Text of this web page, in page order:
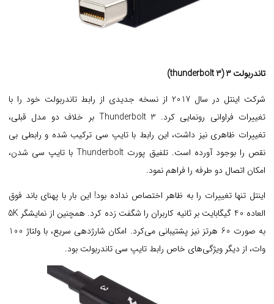
تاندربولت 3 (thunderbolt 3)
شرکت اینتل در سال 2017 از نسخه جدیدی از رابط تاندربولت خود را با
تغییرات فراوانی رونمایی کرد.
Thunderbolt 3 بر خلاف دو مدل قبلی،
تغییرات ظاهری نیز داشت، این رابط با تایپ سی ترکیب شده و رابطی بی
نقص را بوجود آورده است. تلفیق پورت Thunderbolt با تایپ سی شدن،
امکان اتصال دو طرفه را فراهم نمود.
اینتل تنها تغییرات را به ظاهر اختصاص نداده بود! این بار با پهنای باند فوق
العاده 40 گیگابایت بر ثانیه کاربران را شگفت زده کرد. همچنین از نمایشگر 5K
به صورت 60 هرتز نیز پشتیبانی می‌کرد. امکان شارژدهی سریع، با ولتاژ 100
وات، از دیگر ویژگی‌های خاص رابط تایپ سی تاندربولت بود.